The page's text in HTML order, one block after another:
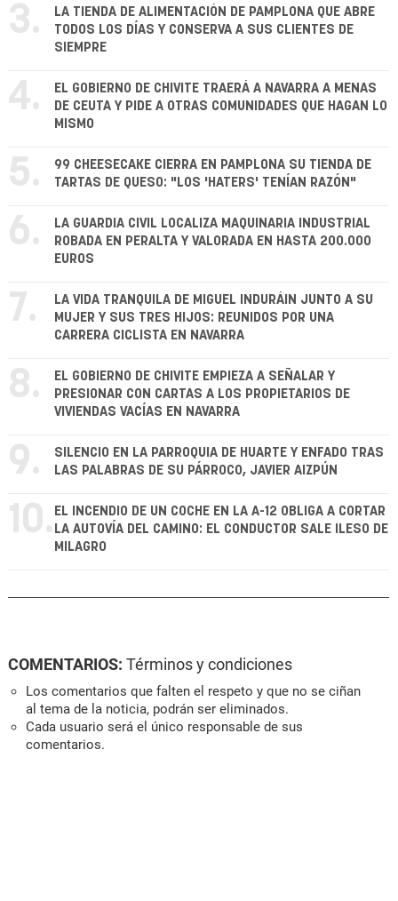
3.
LA TIENDA DE ALIMENTACIÓN DE PAMPLONA QUE ABRE
TODOS LOS DÍAS Y CONSERVA A SUS CLIENTES DE
SIEMPRE
4.
EL GOBIERNO DE CHIVITE TRAERÁ A NAVARRA A MENAS
DE CEUTA Y PIDE A OTRAS COMUNIDADES QUE HAGAN LO
MISMO
5.
99 CHEESECAKE CIERRA EN PAMPLONA SU TIENDA DE
TARTAS DE QUESO: "LOS 'HATERS' TENÍAN RAZÓN"
6.
LA GUARDIA CIVIL LOCALIZA MAQUINARIA INDUSTRIAL
ROBADA EN PERALTA Y VALORADA EN HASTA 200.000
EUROS
7.
LA VIDA TRANQUILA DE MIGUEL INDURÁIN JUNTO A SU
MUJER Y SUS TRES HIJOS: REUNIDOS POR UNA
CARRERA CICLISTA EN NAVARRA
8.
EL GOBIERNO DE CHIVITE EMPIEZA A SEÑALAR Y
PRESIONAR CON CARTAS A LOS PROPIETARIOS DE
VIVIENDAS VACÍAS EN NAVARRA
9.
SILENCIO EN LA PARROQUIA DE HUARTE Y ENFADO TRAS
LAS PALABRAS DE SU PÁRROCO, JAVIER AIZPÚN
10. EL INCENDIO DE UN COCHE EN LA A-12 OBLIGA A CORTAR
LA AUTOVÍA DEL CAMINO: EL CONDUCTOR SALE ILESO DE
MILAGRO
COMENTARIOS: Términos y condiciones
Los comentarios que falten el respeto y que no se ciñan
al tema de la noticia, podrán ser eliminados.
Cada usuario será el único responsable de sus
comentarios.